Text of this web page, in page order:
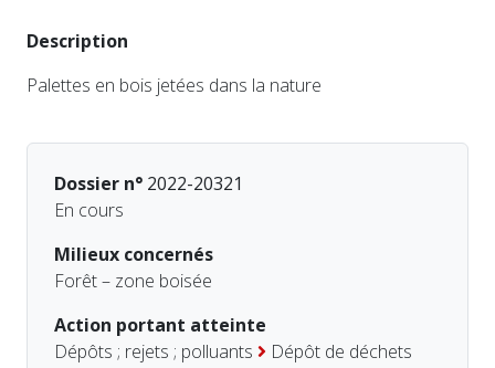
Description
Palettes en bois jetées dans la nature
Dossier n° 2022-20321
En cours
Milieux concernés
Forêt – zone boisée
Action portant atteinte
Dépôts ; rejets ; polluants
Dépôt de déchets